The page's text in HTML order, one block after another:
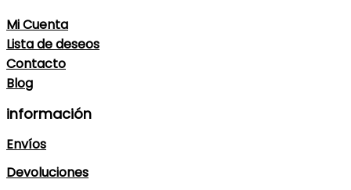
Mi Cuenta
Lista de deseos
Contacto
Blog
información
Envíos
Devoluciones